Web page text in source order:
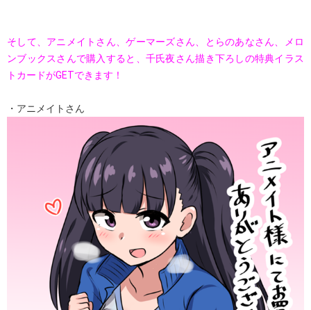
そして、アニメイトさん、ゲーマーズさん、とらのあなさん、メロ
ンブックスさんで購入すると、千氏夜さん描き下ろしの特典イラス
トカードがGETできます！
・アニメイトさん